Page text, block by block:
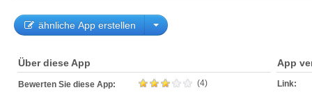
ähnliche App erstellen
Über diese App
Bewerten Sie diese App: (4)
App
Link: